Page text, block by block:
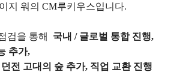
지 워의 CM루키우스입니다.
검을 통해
국내 / 글로벌 통합 진행,
추가,
전 고대의 숲 추가, 직업 교환 진행